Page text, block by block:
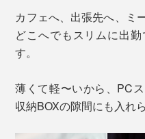
カフェへ、出張先へ、ミ
どこへでもスリムに出
す。
薄くて軽〜いから、PC
収納BOXの隙間にも入れ